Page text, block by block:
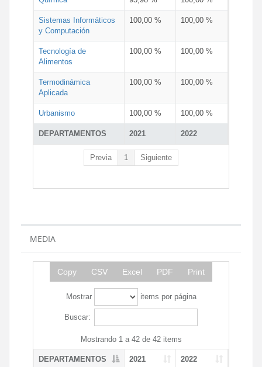
DEPARTAMENTOS 2021 2022
Sistemas Informáticos
y Computación
100,00 % 100,00 %
Tecnología de
Alimentos
100,00 % 100,00 %
Termodinámica
Aplicada
100,00 % 100,00 %
Urbanismo 100,00 % 100,00 %
Previa 1 Siguiente
MEDIA
Copy CSV Excel PDF Print
Mostrar items por página
Buscar:
Mostrando 1 a 42 de 42 items
DEPARTAMENTOS 2021 2022